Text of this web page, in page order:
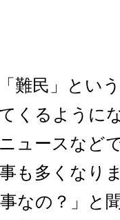
難民」とい
くるように
ュースなど
も多くなり
なの？」と